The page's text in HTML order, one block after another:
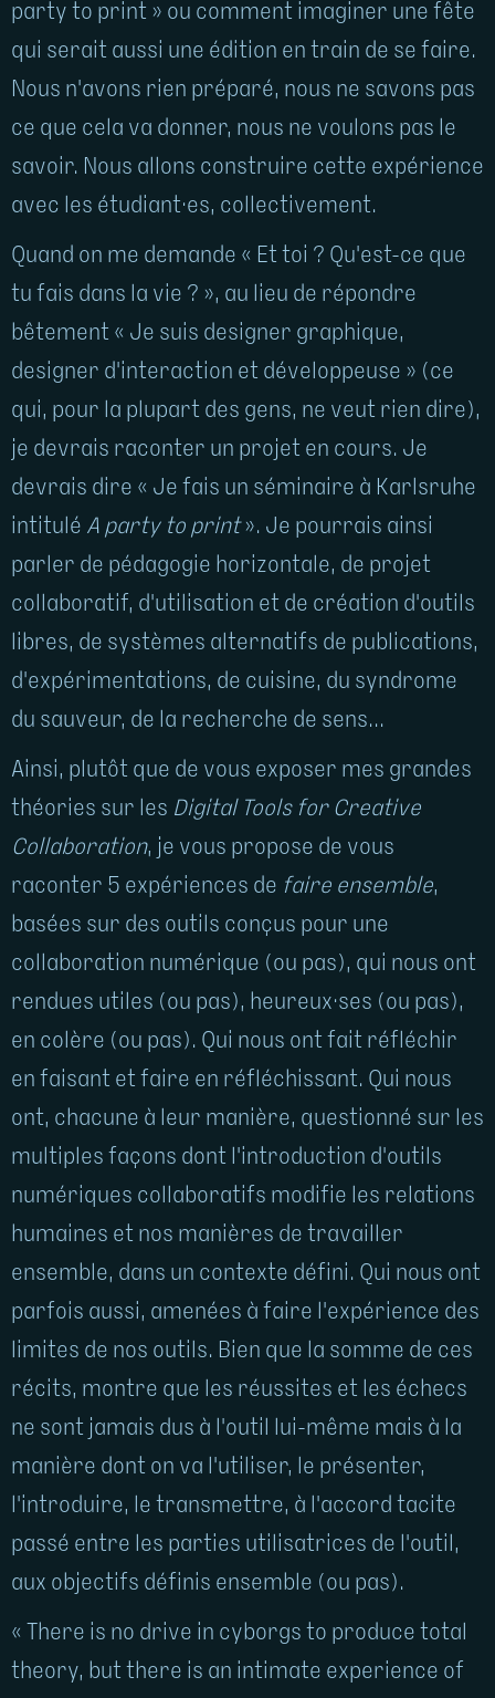
party to print » ou comment imaginer une fête
qui serait aussi une édition en train de se faire.
Nous n'avons rien préparé, nous ne savons pas
ce que cela va donner, nous ne voulons pas le
savoir. Nous allons construire cette expérience
avec les étudiant·es, collectivement.
Quand on me demande « Et toi ? Qu'est-ce que
tu fais dans la vie ? », au lieu de répondre
bêtement « Je suis designer graphique,
designer d'interaction et développeuse » (ce
qui, pour la plupart des gens, ne veut rien dire),
je devrais raconter un projet en cours. Je
devrais dire « Je fais un séminaire à Karlsruhe
intitulé A party to print». Je pourrais ainsi
parler de pédagogie horizontale, de projet
collaboratif, d'utilisation et de création d'outils
libres, de systèmes alternatifs de publications,
d'expérimentations, de cuisine, du syndrome
du sauveur, de la recherche de sens...
Ainsi, plutôt que de vous exposer mes grandes
théories sur les Digital Tools for Creative
Collaboration, je vous propose de vous
raconter 5 expériences de faire ensemble,
basées sur des outils conçus pour une
collaboration numérique (ou pas), qui nous ont
rendues utiles (ou pas), heureux·ses (ou pas),
en colère (ou pas). Qui nous ont fait réfléchir
en faisant et faire en réfléchissant. Qui nous
ont, chacune à leur manière, questionné sur les
multiples façons dont l'introduction d'outils
numériques collaboratifs modifie les relations
humaines et nos manières de travailler
ensemble, dans un contexte défini. Qui nous ont
parfois aussi, amenées à faire l'expérience des
limites de nos outils. Bien que la somme de ces
récits, montre que les réussites et les échecs
ne sont jamais dus à l'outil lui-même mais à la
manière dont on va l'utiliser, le présenter,
l'introduire, le transmettre, à l'accord tacite
passé entre les parties utilisatrices de l'outil,
aux objectifs définis ensemble (ou pas).
« There is no drive in cyborgs to produce total
theory, but there is an intimate experience of